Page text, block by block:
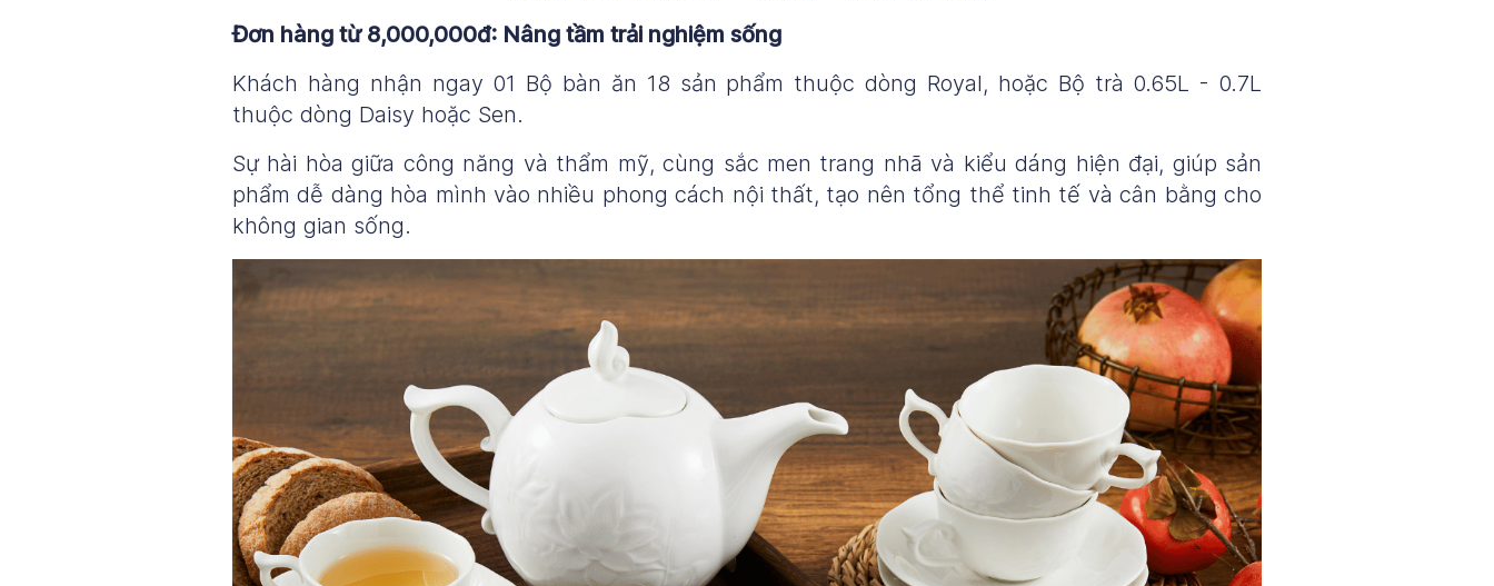
Đơn hàng từ 8,000,000đ: Nâng tầm trải nghiệm sống
Khách hàng nhận ngay 01 Bộ bàn ăn 18 sản phẩm thuộc dòng Royal, hoặc Bộ trà 0.65L - 0.7L
thuộc dòng Daisy hoặc Sen.
Sự hài hòa giữa công năng và thẩm mỹ, cùng sắc men trang nhã và kiểu dáng hiện đại, giúp sản
phẩm dễ dàng hòa mình vào nhiều phong cách nội thất, tạo nên tổng thể tinh tế và cân bằng cho
không gian sống.